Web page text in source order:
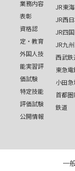
業務内容
表彰
資格認
定・教育
外国人技
能実習評
価試験
特定技能
評価試験
公開情報
JR東海
JR西
JR四国
JR九州
西武鉄
東急電
小田急
首都
鉄道
一